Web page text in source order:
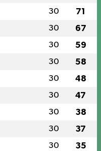
30 71
30 67
30 59
30 58
30 48
30 47
30 38
30 37
30 35